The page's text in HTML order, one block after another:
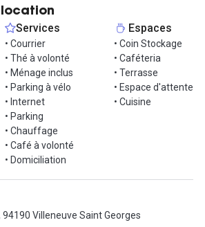
(à coudre jersey, maillot de bain, tee
de repassage,
36, 38
et ciseaux.
9h à 19h, 4 jours sur 7. Une caution vous
des machines.
renseignements complémentaires, nous
location
Services
• Courrier
• Thé à volonté
• Ménage inclus
• Parking à vélo
• Internet
• Parking
• Chauffage
• Café à volonté
• Domiciliation
Espaces
• Coin Stockage
• Caféteria
• Terrasse
• Espace d'attente
• Cuisine
Villeneuve Saint Georges